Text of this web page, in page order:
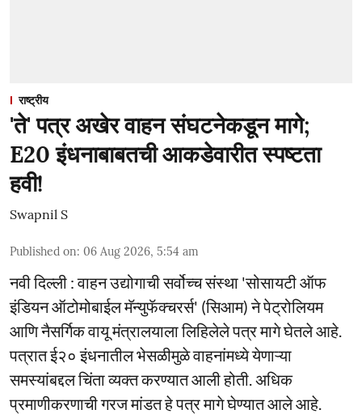
राष्ट्रीय
'ते' पत्र अखेर वाहन संघटनेकडून मागे;
E20 इंधनाबाबतची आकडेवारीत स्पष्टता
हवी!
Swapnil S
Published on: 06 Aug 2026, 5:54 am
नवी दिल्ली : वाहन उद्योगाची सर्वोच्च संस्था 'सोसायटी ऑफ
इंडियन ऑटोमोबाईल मॅन्युफॅक्चरर्स' (सिआम) ने पेट्रोलियम
आणि नैसर्गिक वायू मंत्रालयाला लिहिलेले पत्र मागे घेतले आहे.
पत्रात ई२० इंधनातील भेसळीमुळे वाहनांमध्ये येणाऱ्या
समस्यांबद्दल चिंता व्यक्त करण्यात आली होती. अधिक
प्रमाणीकरणाची गरज मांडत हे पत्र मागे घेण्यात आले आहे.